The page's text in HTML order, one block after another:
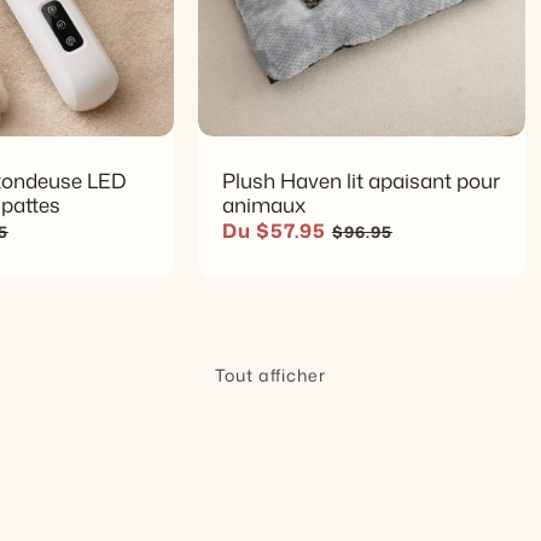
REMISE À
À utiliser
lorsque
LED
Plush Haven lit apaisant pour
animaux
Prix soldé
Du $57.95 Prix habituel
$96.95
Tout afficher